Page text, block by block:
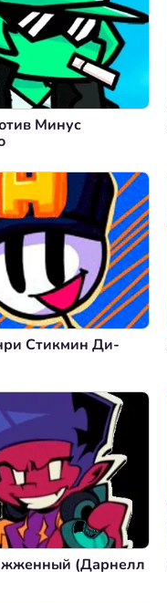
Минус
Стикмин Ди-
(Дарнелл